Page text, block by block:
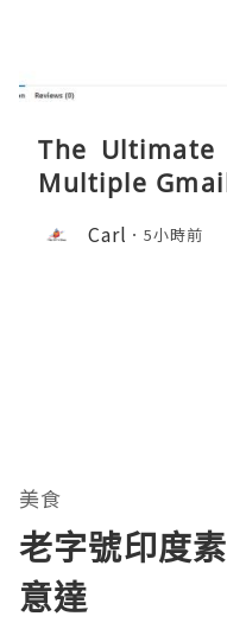
The Ultimate
Multiple
Carl 5小時前
美食
老字號印度
意達